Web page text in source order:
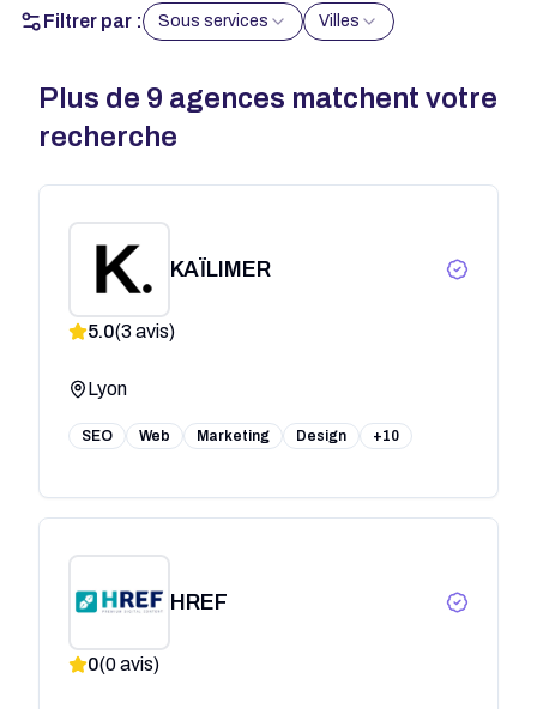
Filtrer par : Sous services Villes
Plus de 9 agences matchent votre
recherche
KAÏLIMER
5.0(3 avis)
Lyon
SEO Web Marketing Design +10
HREF
0(0avis)